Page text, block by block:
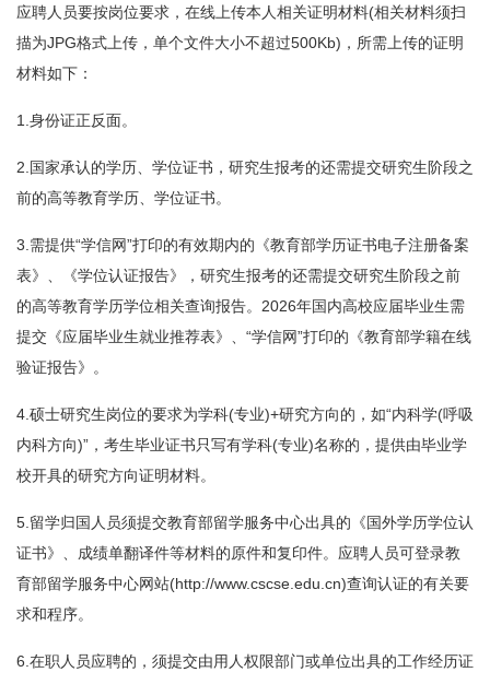
应聘人员要按岗位要求，在线上传本人相关证明材料(相关材料须扫
描为JPG格式上传，单个文件大小不超过500Kb)，所需上传的证明
材料如下：
1.身份证正反面。
2.国家承认的学历、学位证书，研究生报考的还需提交研究生阶段之
前的高等教育学历、学位证书。
3.需提供“学信网”打印的有效期内的《教育部学历证书电子注册备案
表》、《学位认证报告》，研究生报考的还需提交研究生阶段之前
的高等教育学历学位相关查询报告。2026年国内高校应届毕业生需
提交《应届毕业生就业推荐表》、“学信网”打印的《教育部学籍在线
验证报告》。
4.硕士研究生岗位的要求为学科(专业)+研究方向的，如“内科学(呼吸
内科方向)”，考生毕业证书只写有学科(专业)名称的，提供由毕业学
校开具的研究方向证明材料。
5.留学归国人员须提交教育部留学服务中心出具的《国外学历学位认
证书》、成绩单翻译件等材料的原件和复印件。应聘人员可登录教
育部留学服务中心网站(http://www.cscse.edu.cn)查询认证的有关要
求和程序。
6.在职人员应聘的，须提交由用人权限部门或单位出具的工作经历证